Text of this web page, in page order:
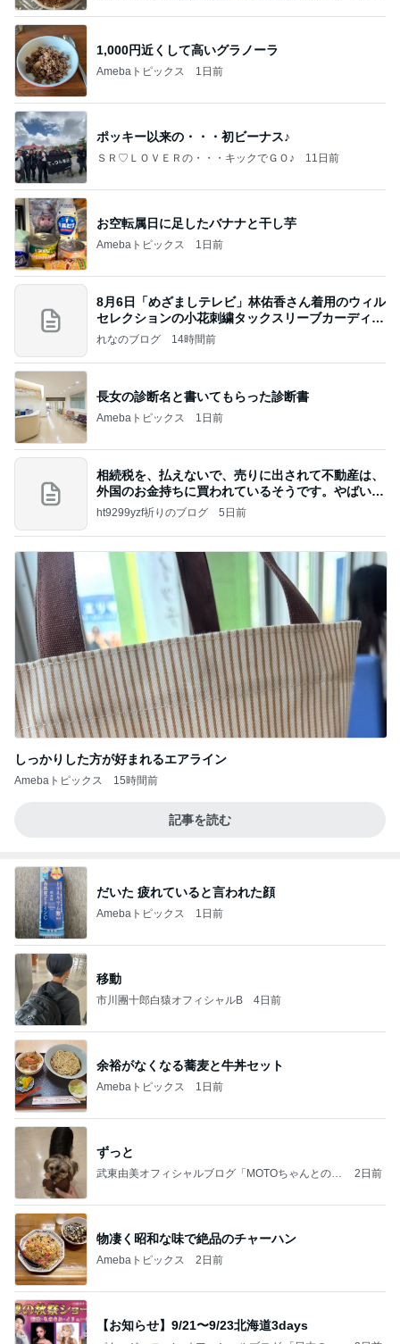
ガザル
1,000円近くして高いグラノーラ
Amebaトピックス 1日前
ポッキー以来の・・・初ビーナス♪
ＳＲ♡ＬＯＶＥＲの・・・キックでＧＯ♪ 11日前
お空転属日に足したバナナと干し芋
Amebaトピックス 1日前
8月6日「めざましテレビ」林佑香さん着用のウィル
セレクションの小花刺繍タックスリーブカーディガ
ン
れなのブログ 14時間前
長女の診断名と書いてもらった診断書
Amebaトピックス 1日前
相続税を、払えないで、売りに出されて不動産は、
外国のお金持ちに買われているそうです。やばいで
すよ
ht9299yzf祈りのブログ 5日前
しっかりした方が好まれるエアライン
Amebaトピックス 15時間前
記事を読む
だいた 疲れていると言われた顔
Amebaトピックス 1日前
移動
市川團十郎白猿オフィシャルB 4日前
余裕がなくなる蕎麦と牛丼セット
Amebaトピックス 1日前
ずっと
武東由美オフィシャルブログ「MOTOちゃんとのは
2日前
物凄く昭和な味で絶品のチャーハン
Amebaトピックス 2日前
【お知らせ】9/21〜9/23北海道3days